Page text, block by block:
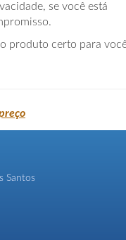
se você está
produto certo para
Santos